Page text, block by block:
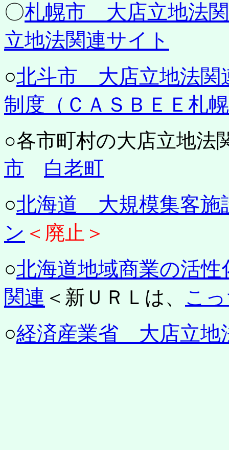
〇札幌市 大店立地法
立地法関連サイト
○北斗市 大店立地法関
制度（ＣＡＳＢＥＥ札
○各市町村の大店立地法
市
白老町
○北海道 大規模集客施
ン ＜廃止＞
○北海道地域商業の活
関連 ＜新ＵＲＬは、 こ
○経済産業省 大店立地